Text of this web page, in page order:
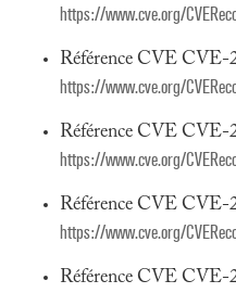
https://www.cve.org/
Référence CVE CVE-
https://www.cve.org/
Référence CVE CVE-
https://www.cve.org/
Référence CVE
https://www.cve.org/
Référence CVE